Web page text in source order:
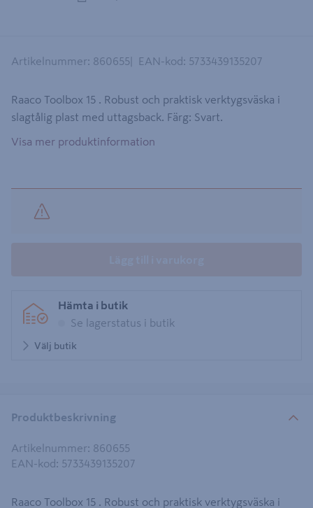
Artikelnummer: 860655 EAN-kod : 5733439135207
Raaco Toolbox 15 . Robust och praktisk verktygsväska i
slagtålig plast med uttagsback. Färg: Svart.
Visa mer produktinformation
Hämta i butik
Se lagerstatus i butik
Välj butik
Produktbeskrivning
Artikelnummer: 860655
EAN-kod : 5733439135207
Raaco Toolbox 15 . Robust och praktisk verktygsväska i